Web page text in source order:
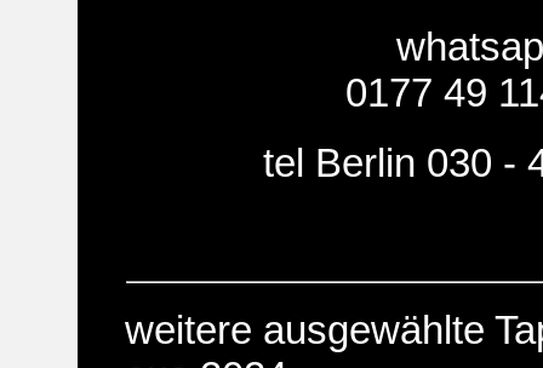
0177 49
tel Berlin 030 -
weitere ausgewählte